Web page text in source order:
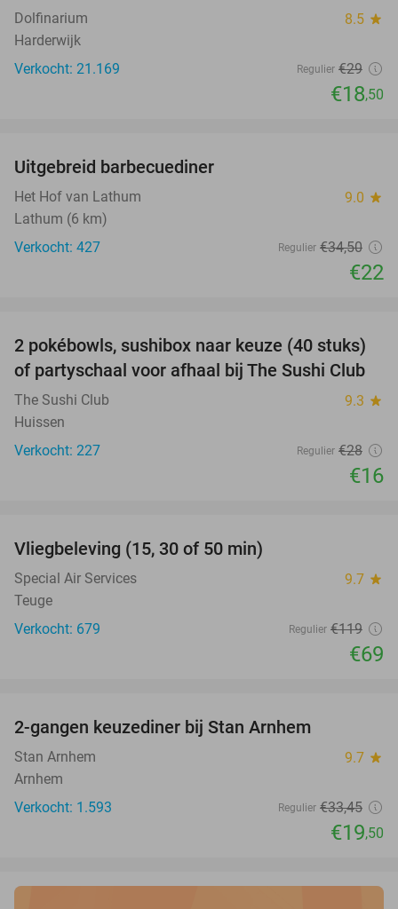
Dolfinarium 8.5 star
Harderwijk
Verkocht: 21.169
Regulier €29
€18,50
Uitgebreid barbecuediner
Het Hof van Lathum 9.0 star
Lathum (6 km)
Verkocht: 427
Regulier €34,50
€22
43%
2 pokébowls, sushibox naar keuze (40 stuks)
of partyschaal voor afhaal bij The Sushi Club
The Sushi Club 9.3 star
Huissen
Verkocht: 227
Regulier €28
€16
Vliegbeleving (15, 30 of 50 min)
Special Air Services 9.7 star
Teuge
Verkocht: 679
Regulier €119
€69
2-gangen keuzediner bij Stan Arnhem
Stan Arnhem 9.7 star
Arnhem
Verkocht: 1.593
Regulier €33,45
€19,50